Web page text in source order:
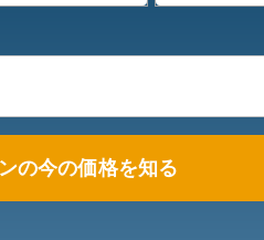
の今の価格を知る